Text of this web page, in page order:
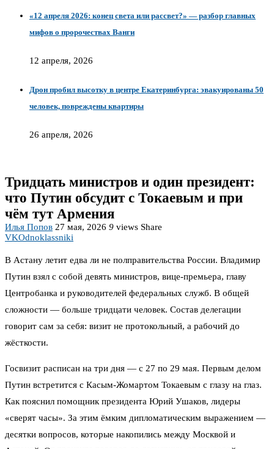
«12 апреля 2026: конец света или рассвет?» — разбор главных
мифов о пророчествах Ванги
12 апреля, 2026
Дрон пробил высотку в центре Екатеринбурга: эвакуированы 50
человек, повреждены квартиры
26 апреля, 2026
Тридцать министров и один президент:
что Путин обсудит с Токаевым и при
чём тут Армения
Илья Попов 27 мая, 2026 9 views Share
VKOdnoklassniki
В Астану летит едва ли не полправительства России. Владимир
Путин взял с собой девять министров, вице-премьера, главу
Центробанка и руководителей федеральных служб. В общей
сложности — больше тридцати человек. Состав делегации
говорит сам за себя: визит не протокольный, а рабочий до
жёсткости.
Госвизит расписан на три дня — с 27 по 29 мая. Первым делом
Путин встретится с Касым-Жомартом Токаевым с глазу на глаз.
Как пояснил помощник президента Юрий Ушаков, лидеры
«сверят часы». За этим ёмким дипломатическим выражением —
десятки вопросов, которые накопились между Москвой и